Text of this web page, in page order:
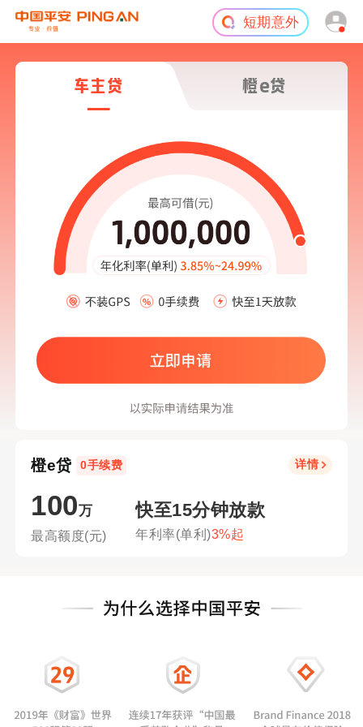
短期意外
旅游险
车主贷 橙e贷
橙e贷 0手续费 详情
100万
最高额度(元)
快至15分钟放款
年利率(单利)3%起